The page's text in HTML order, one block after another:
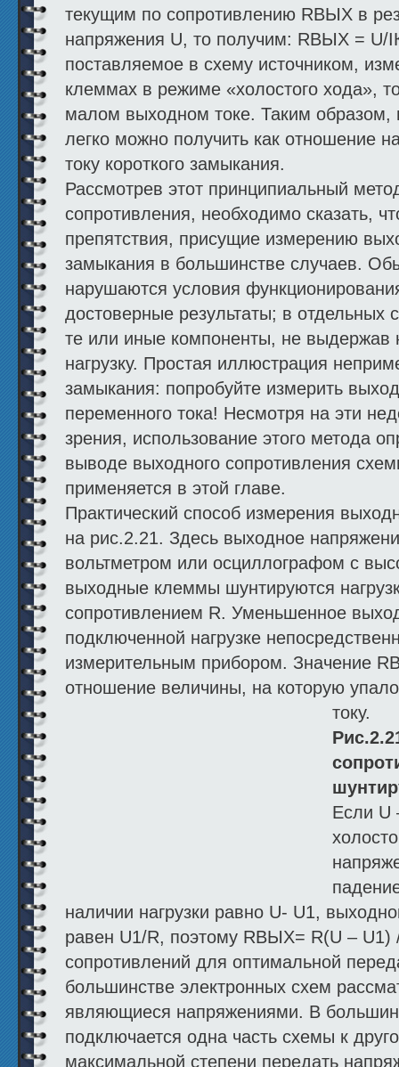
текущим по сопротивлению RВЫХ в
напряжения U, то получим: RВЫХ = U/
поставляемое в схему источником,
клеммах в режиме «холостого хода»,
малом выходном токе. Таким образом,
легко можно получить как отношение
току короткого замыкания.
Рассмотрев этот принципиальный
сопротивления, необходимо сказать,
препятствия, присущие измерению
замыкания в большинстве случаев.
нарушаются условия
достоверные результаты; в отдельных
те или иные компоненты, не
нагрузку. Простая иллюстрация
замыкания: попробуйте измерить
переменного тока! Несмотря на эти
зрения, использование этого метода
выводе выходного сопротивления
применяется в этой главе.
Практический способ измерения
на рис.2.21. Здесь выходное
вольтметром или осциллографом с
выходные клеммы шунтируются
сопротивлением R. Уменьшенное
подключенной нагрузке
измерительным прибором. Значение
отношение величины, на которую
току.
Если U
наличии нагрузки равно U- U1,
равен U1/R, поэтому RВЫХ= R(U –
сопротивлений для оптимальной
большинстве электронных схем
являющиеся напряжениями. В
подключается одна часть схемы к
максимальной степени передать